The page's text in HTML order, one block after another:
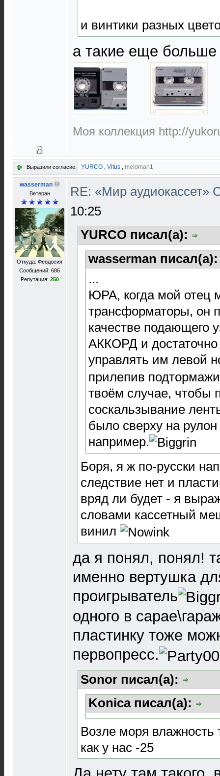
и винтики разных
а такие еще
Моя коллекция http://
Выразили согласие: YURCO , Vitus , meloman1
wasserman
Ветеран
Откуда: Феодосия
Сообщений: 686
Репутация: 250
RE: «Мир аудиокассет»
10:25
YURCO писал(а):
wasserman
...
ЮРА, когда мой отец
трансформаторы, он
качестве подающего
АККОРД и
управлять им левой
прилепив
твоём случае, чтобы
соскальзывание
было сверху на
например.
Боря, я ж по-русски
следствие нет и
вряд ли будет - я
словами кассетный
винил
да я понял, понял!
именно вертушка
проигрыватель
одного в
пластинку тоже
первопресс.
Sonor писал(а):
Konica писал(а):
Возле моря влажность
как у нас -25